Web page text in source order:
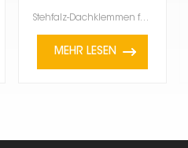
Stehfalz-Dachklemmen für Solaranlagen sind speziell für die Befestigung von Solarmodulen auf Metalld...
MEHR LESEN